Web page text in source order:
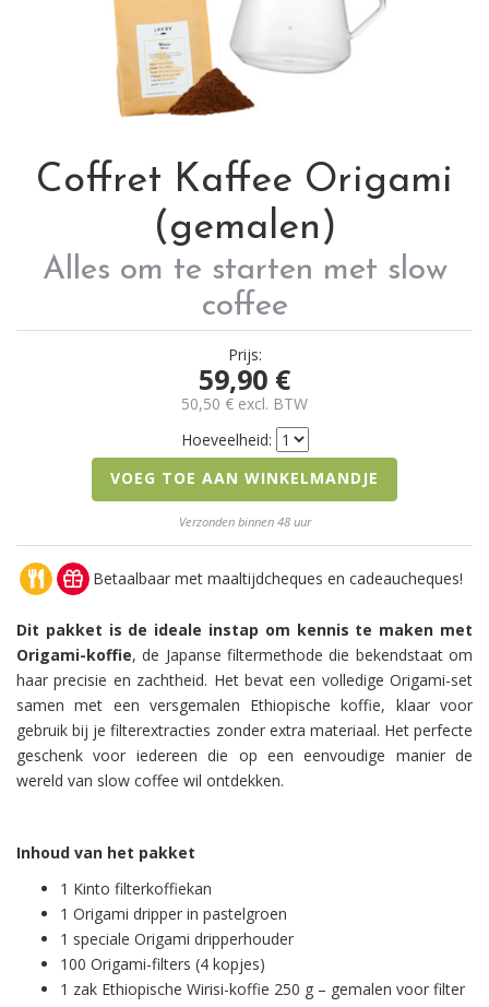
Coffret Kaffee Origami
(gemalen)
Alles om te starten met slow
coffee
Prijs:
59,90 €
50,50 € excl. BTW
Hoeveelheid:
VOEG TOE AAN WINKELMANDJE
Verzonden binnen 48 uur
Betaalbaar met maaltijdcheques en cadeaucheques!
Dit pakket is de ideale instap om kennis te maken met
Origami-koffie, de Japanse filtermethode die bekendstaat om
haar precisie en zachtheid. Het bevat een volledige Origami-set
samen met een versgemalen Ethiopische koffie, klaar voor
gebruik bij je filterextracties zonder extra materiaal. Het perfecte
geschenk voor iedereen die op een eenvoudige manier de
wereld van slow coffee wil ontdekken.
Inhoud van het pakket
1 Kinto filterkoffiekan
1 Origami dripper in pastelgroen
1 speciale Origami dripperhouder
100 Origami-filters (4 kopjes)
1 zak Ethiopische Wirisi-koffie 250 g – gemalen voor filter